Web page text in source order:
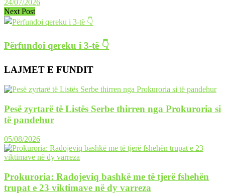
24/07/2026
Next Post
Përfundoi qereku i 3-të 👇
LAJMET E FUNDIT
Pesë zyrtarë të Listës Serbe thirren nga Prokuroria si
të pandehur
05/08/2026
Prokuroria: Radojeviq bashkë me të tjerë fshehën
trupat e 23 viktimave në dy varreza